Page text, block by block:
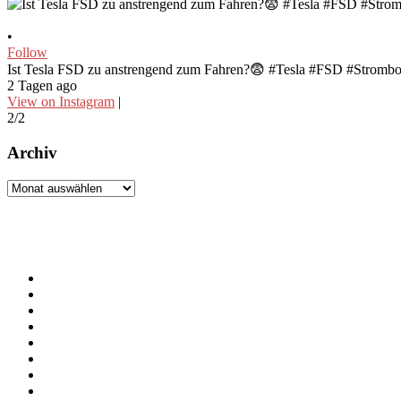
•
Follow
Ist Tesla FSD zu anstrengend zum Fahren?😨 #Tesla #FSD
2 Tagen ago
View on Instagram |
2/2
Archiv
Archiv